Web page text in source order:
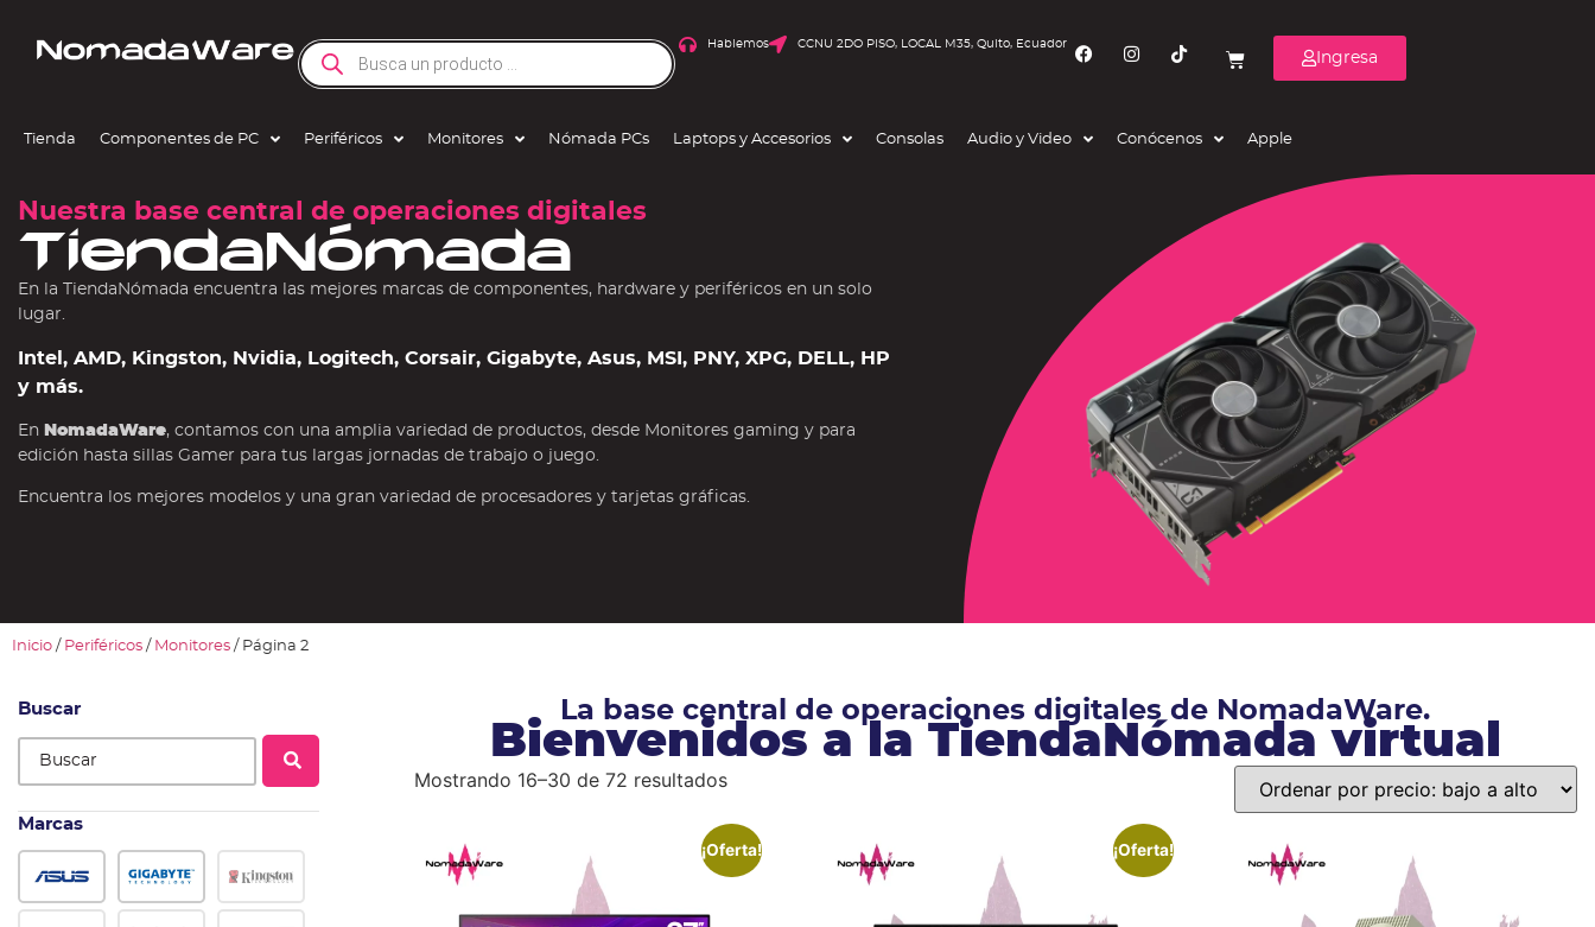
Hablemos CCNU 2DO PISO, LOCAL M35, Quito, Ecuador
Ingresa
Tienda Componentes de PC Periféricos Monitores Nómada PCs Laptops y Accesorios Consolas Audio y Video Conócenos Apple
Nuestra base central de operaciones digitales
TiendaNómada
En la TiendaNómada encuentra las mejores marcas de componentes, hardware y periféricos en un solo
lugar.
Intel, AMD, Kingston, Nvidia, Logitech, Corsair, Gigabyte, Asus, MSI, PNY, XPG, DELL, HP
y más.
En NomadaWare, contamos con una amplia variedad de productos, desde Monitores gaming y para
edición hasta sillas Gamer para tus largas jornadas de trabajo o juego.
Encuentra los mejores modelos y una gran variedad de procesadores y tarjetas gráficas.
Inicio / Periféricos / Monitores / Página 2
Buscar
Marcas
La base central de operaciones digitales de NomadaWare.
Bienvenidos a la TiendaNómada virtual
Mostrando 16–30 de 72 resultados
¡Oferta! ¡Oferta!